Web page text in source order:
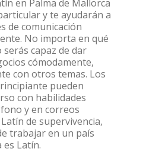
en Palma de Mallorca
y te ayudarán a
de comunicación
No importa en qué
capaz de dar
cómodamente,
con otros temas. Los
pueden
con habilidades
y en correos
de supervivencia,
trabajar en un país
es Latín.